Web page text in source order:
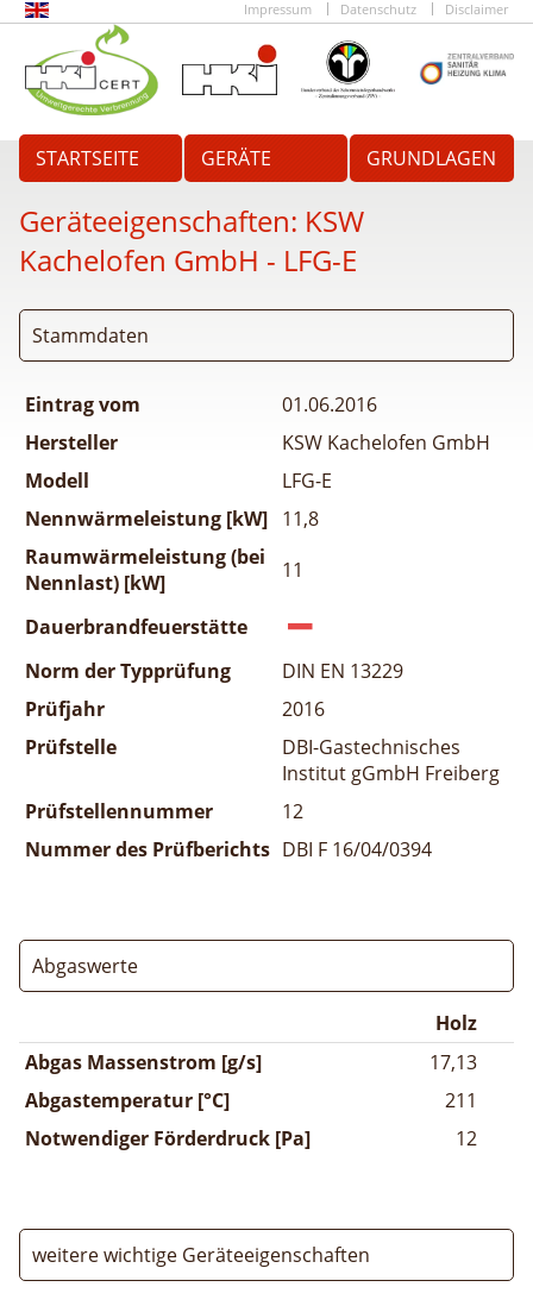
Impressum Datenschutz Disclaimer
STARTSEITE GERÄTE GRUNDLAGEN
Geräteeigenschaften: KSW
Kachelofen GmbH - LFG-E
Stammdaten
Eintrag vom
01.06.2016
Hersteller
KSW Kachelofen GmbH
Modell
LFG-E
Nennwärmeleistung [kW] 11,8
Raumwärmeleistung (bei
Nennlast) [kW]
11
Dauerbrandfeuerstätte
Norm der Typprüfung
DIN EN 13229
Prüfjahr
2016
Prüfstelle
DBI-Gastechnisches
Institut gGmbH Freiberg
Prüfstellennummer
12
Nummer des Prüfberichts DBI F 16/04/0394
Abgaswerte
Holz
Abgas Massenstrom [g/s]
17,13
Abgastemperatur [°C]
211
Notwendiger Förderdruck [Pa]
12
weitere wichtige Geräteeigenschaften